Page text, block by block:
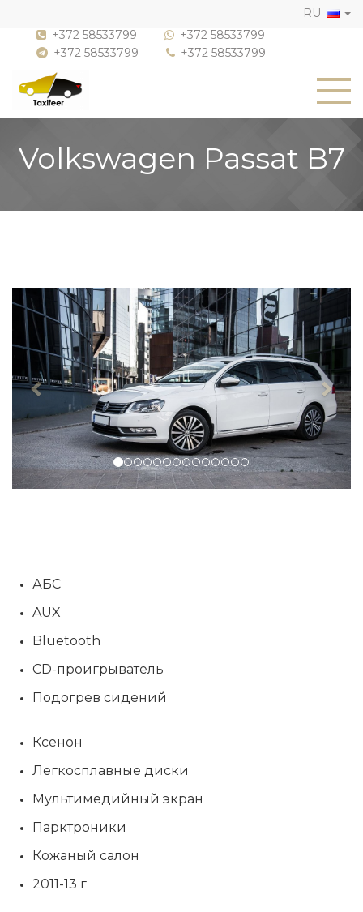
RU
+372 58533799
+372 58533799
+372 58533799
+372 58533799
Volkswagen Passat B7
Previous Next
АБС
AUX
Bluetooth
CD-проигрыватель
Подогрев сидений
Ксенон
Легкосплавные диски
Мультимедийный экран
Парктроники
Кожаный салон
2011-13 г